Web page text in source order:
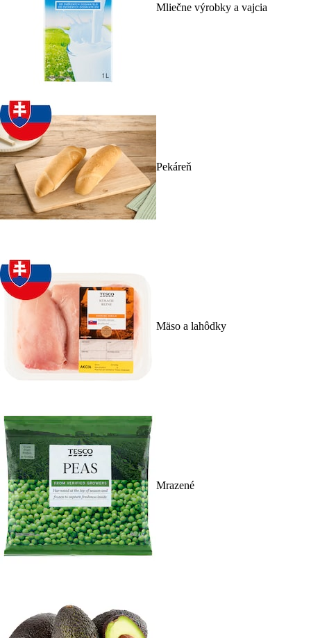
Mliečne výrobky a vajcia
Pekáreň
Mäso a lahôdky
Mrazené